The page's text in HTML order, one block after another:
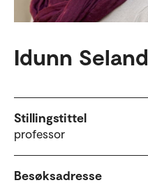
Idunn Seland
Stillingstittel
professor
Besøksadresse